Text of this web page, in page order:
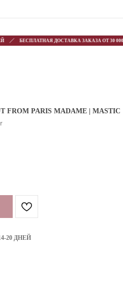
БЕСПЛАТНАЯ ДОСТАВКА ЗАКАЗА ОТ 30 000
PARIS MADAME | MASTIC
20 ДНЕЙ